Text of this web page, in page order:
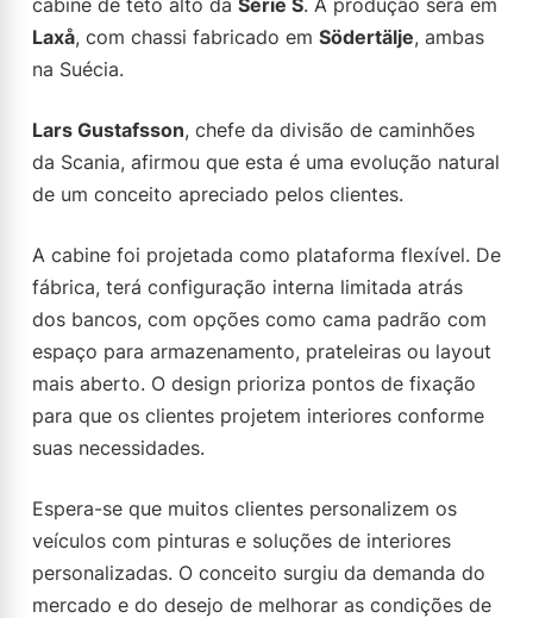
cabine de teto alto da Série S. A produção será em
Laxå, com chassi fabricado em Södertälje, ambas
na Suécia.
Lars Gustafsson, chefe da divisão de caminhões
da Scania, afirmou que esta é uma evolução natural
de um conceito apreciado pelos clientes.
A cabine foi projetada como plataforma flexível. De
fábrica, terá configuração interna limitada atrás
dos bancos, com opções como cama padrão com
espaço para armazenamento, prateleiras ou layout
mais aberto. O design prioriza pontos de fixação
para que os clientes projetem interiores conforme
suas necessidades.
Espera-se que muitos clientes personalizem os
veículos com pinturas e soluções de interiores
personalizadas. O conceito surgiu da demanda do
mercado e do desejo de melhorar as condições de